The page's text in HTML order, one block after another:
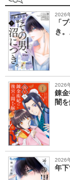
2026
「
き。
2026
錬
闇
2026
年